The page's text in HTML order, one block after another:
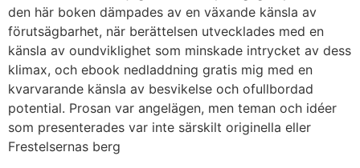
den här boken dämpades av en växande känsla av
förutsägbarhet, när berättelsen utvecklades med en
känsla av oundviklighet som minskade intrycket av dess
klimax, och ebook nedladdning gratis mig med en
kvarvarande känsla av besvikelse och ofullbordad
potential. Prosan var angelägen, men teman och idéer
som presenterades var inte särskilt originella eller
Frestelsernas berg